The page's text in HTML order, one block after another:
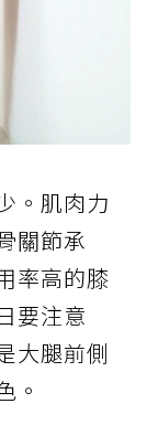
。肌肉力
關節承
率高的膝
要注意
大腿前側
。